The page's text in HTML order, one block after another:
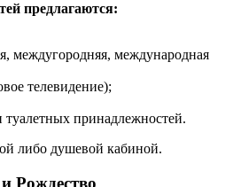
предлагаются:
междугородняя, международная
телевидение);
принадлежностей.
либо душевой кабиной.
Рождество